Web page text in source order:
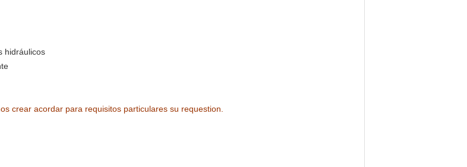
hidráulicos
crear acordar para requisitos particulares su requestion.